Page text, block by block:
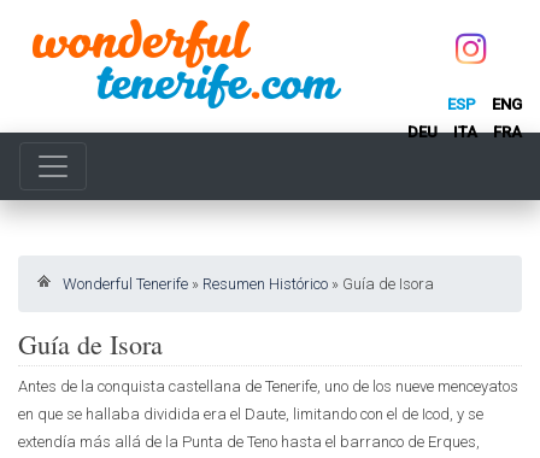
ESP
ENG
DEU
ITA FRA
Wonderful Tenerife » Resumen Histórico » Guía de Isora
Guía de Isora
Antes de la conquista castellana de Tenerife, uno de los nueve menceyatos
en que se hallaba dividida era el Daute, limitando con el de Icod, y se
extendía más allá de la Punta de Teno hasta el barranco de Erques,